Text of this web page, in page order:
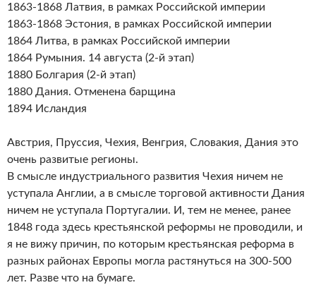
1863-1868 Латвия, в рамках Российской империи
1863-1868 Эстония, в рамках Российской империи
1864 Литва, в рамках Российской империи
1864 Румыния. 14 августа (2-й этап)
1880 Болгария (2-й этап)
1880 Дания. Отменена барщина
1894 Исландия
Австрия, Пруссия, Чехия, Венгрия, Словакия, Дания это
очень развитые регионы.
В смысле индустриального развития Чехия ничем не
уступала Англии, а в смысле торговой активности Дания
ничем не уступала Португалии. И, тем не менее, ранее
1848 года здесь крестьянской реформы не проводили, и
я не вижу причин, по которым крестьянская реформа в
разных районах Европы могла растянуться на 300-500
лет. Разве что на бумаге.